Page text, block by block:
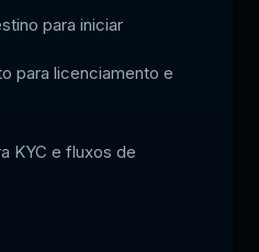
para iniciar
para licenciamento e
KYC e fluxos de